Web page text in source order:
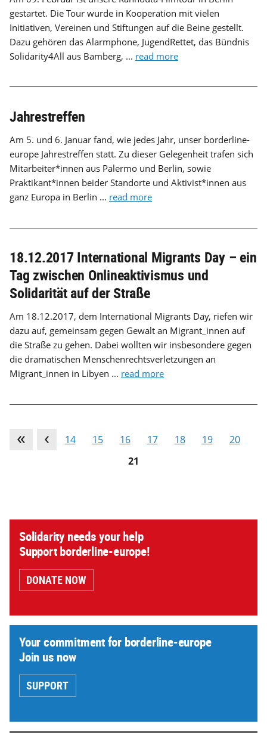
gestartet. Die Tour wurde in Kooperation mit vielen
Initiativen, Vereinen und Stiftungen auf die Beine gestellt.
Dazu gehören das Alarmphone, JugendRettet, das Bündnis
Solidarity4All aus Bamberg, ... read more
Jahrestreffen
Am 5. und 6. Januar fand, wie jedes Jahr, unser borderline-
europe Jahrestreffen statt. Zu dieser Gelegenheit trafen sich
Mitarbeiter*innen aus Palermo und Berlin, sowie
Praktikant*innen beider Standorte und Aktivist*innen aus
ganz Europa in Berlin ... read more
18.12.2017 International Migrants Day – ein
Tag zwischen Onlineaktivismus und
Solidarität auf der Straße
Am 18.12.2017, dem International Migrants Day, riefen wir
dazu auf, gemeinsam gegen Gewalt an Migrant_innen auf
die Straße zu gehen. Dabei wollten wir insbesondere gegen
die dramatischen Menschenrechtsverletzungen an
Migrant_innen in Libyen ... read more
… 13 14 15 16 17 18 19
20
21
Solidarity needs your help
Support borderline-europe!
DONATE NOW
Your commitment for borderline-europe
Join us now
SUPPORT